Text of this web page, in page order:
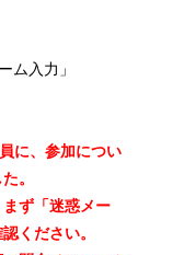
ム入力」
に、参加につい
。
ず「迷惑メー
ください。